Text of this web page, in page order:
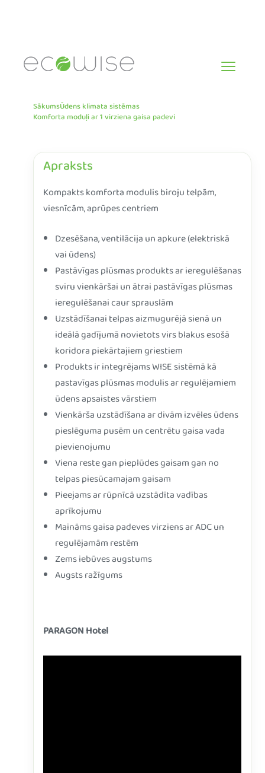
content
SākumsŪdens klimata sistēmas
Komforta moduļi ar 1 virziena gaisa padevi
Apraksts
Kompakts komforta modulis biroju telpām,
viesnīcām, aprūpes centriem
Dzesēšana, ventilācija un apkure (elektriskā
vai ūdens)
Pastāvīgas plūsmas produkts ar ieregulēšanas
sviru vienkāršai un ātrai pastāvīgas plūsmas
ieregulēšanai caur sprauslām
Uzstādīšanai telpas aizmugurējā sienā un
ideālā gadījumā novietots virs blakus esošā
koridora piekārtajiem griestiem
Produkts ir integrējams WISE sistēmā kā
pastavīgas plūsmas modulis ar regulējamiem
ūdens apsaistes vārstiem
Vienkārša uzstādīšana ar divām izvēles ūdens
pieslēguma pusēm un centrētu gaisa vada
pievienojumu
Viena reste gan pieplūdes gaisam gan no
telpas piesūcamajam gaisam
Pieejams ar rūpnīcā uzstādīta vadības
aprīkojumu
Maināms gaisa padeves virziens ar ADC un
regulējamām restēm
Zems iebūves augstums
Augsts ražīgums
PARAGON Hotel